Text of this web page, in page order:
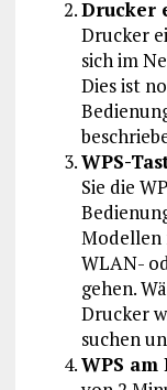
Drucker
Drucker
sich im
Dies ist
WPS-
Sie die
Modellen
WLAN-
gehen.
Drucker
suchen
WPS